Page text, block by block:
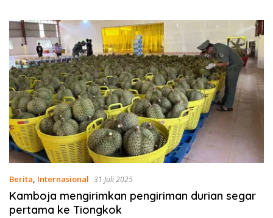
Berita, Internasional 31 Juli 2025
Kamboja mengirimkan pengiriman durian segar
pertama ke Tiongkok